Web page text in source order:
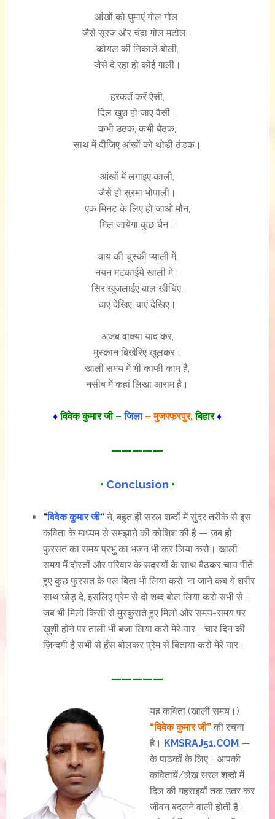
आंखों को घुमाएं गोल गोल,
जैसे सूरज और चंदा गोल मटोल।
कोयल की निकाले बोली,
जैसे दे रहा हो कोई गाली।
हरकतें करें ऐसी,
दिल खुश हो जाए वैसी।
कभी उठक, कभी बैठक,
साथ में दीजिए आंखों को थोड़ी ठंडक।
आंखों में लगाइए काली,
जैसे हो सुरमा भोपाली।
एक मिनट के लिए हो जाओ मौन,
मिल जायेगा कुछ चैन।
चाय की चुस्की प्याली में,
नयन मटकाईये खाली में।
सिर खुजलाईए बाल खींचिए,
दाएं देखिए, बाएं देखिए।
अजब वाक्या याद कर,
मुस्कान बिखेरिए खुलकर।
खाली समय में भी काफी काम है,
नसीब में कहां लिखा आराम है।
♦विवेक कुमार जी –जिला– मुजफ्फरपुर,बिहार ♦
—————
• Conclusion •
“विवेक कुमार जी“ने, बहुत ही सरल शब्दों में सुंदर तरीके से इस
कविता के माध्यम से समझाने की कोशिश की है — जब हो
फुरसत का समय प्रभु का भजन भी कर लिया करो। खाली
समय में दोस्तों और परिवार के सदस्यों के साथ बैठकर चाय पीते
हुए कुछ फुरसत के पल बिता भी लिया करो, ना जाने कब ये शरीर
साथ छोड़ दे, इसलिए प्रेम से दो शब्द बोल लिया करो सभी से।
जब भी मिलो किसी से मुस्कुराते हुए मिलो और समय-समय पर
ख़ुशी होने पर ताली भी बजा लिया करो मेरे यार। चार दिन की
ज़िन्दगी है सभी से हँस बोलकर प्रेम से बिताया करो मेरे यार।
—————
यह कविता (खाली समय।)
“विवेक कुमार जी”की रचना
है। KMSRAJ51.COM—
के पाठकों के लिए। आपकी
कवितायें/लेख सरल शब्दो में
दिल की गहराइयों तक उतर कर
जीवन बदलने वाली होती है।